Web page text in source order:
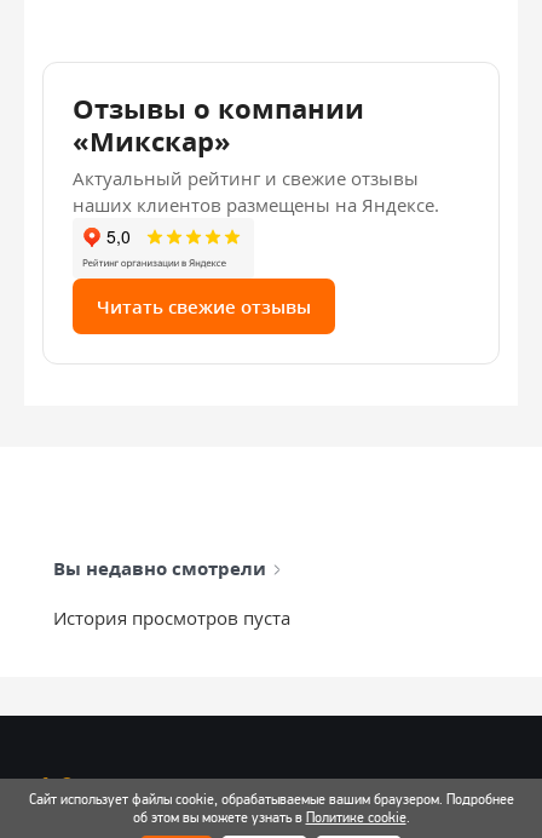
Отзывы о компании
«Микскар»
Актуальный рейтинг и свежие отзывы
наших клиентов размещены на Яндексе.
Читать свежие отзывы
Вы недавно смотрели
История просмотров пуста
info@mixtcar.ru
Почта для связи
Сайт использует файлы cookie, обрабатываемые вашим браузером. Подробнее
об этом вы можете узнать в Политике cookie.